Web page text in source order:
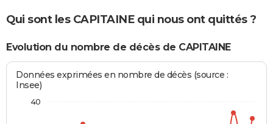
Qui sont les CAPITAINE qui nous ont quittés ?
Evolution du nombre de décès de CAPITAINE
Données exprimées en nombre de décès (source :
Insee)
40